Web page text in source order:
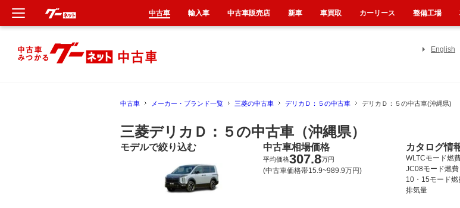
English
中古車 メーカー・ブランド一覧 三菱の中古車 デリカＤ：５の中古車 デリカＤ：５の中古車(沖縄県)
三菱デリカＤ：５の中古車（沖縄県）
モデルで絞り込む 中古車相場価格
平均価格307.8万円
(中古車価格帯15.9~989.9万円)
カタログ情
WLTCモード燃
JC08モード燃費
10・15モード燃
排気量
中古車 輸入車 中古車販売店 新車 車買取 カーリース 整備工場
新車